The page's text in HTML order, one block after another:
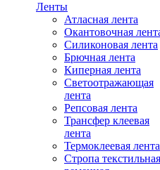
Ленты
Атласная лента
Окантовочная
Силиконовая лента
Брючная лента
Киперная лента
Светоотражающая
лента
Репсовая лента
Трансфер клеевая
лента
Термоклеевая лента
Стропа текстильная